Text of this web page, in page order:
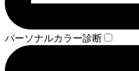
パーソナルカラー診断